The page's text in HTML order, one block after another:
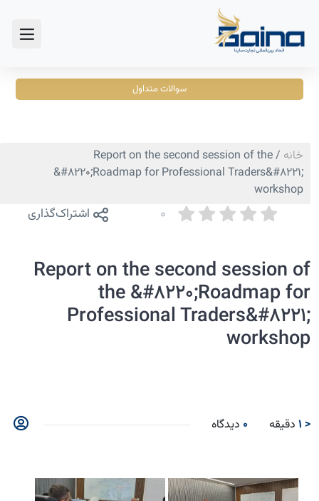
سوالات متداول
خانه /
Report on the second session of the
&#۸۲۲۰;Roadmap for Professional Traders&#۸۲۲۱;
workshop
0 اشتراک‌گذاری
Report on the second session of
the &#۸۲۲۰;Roadmap for
Professional Traders&#۸۲۲۱;
workshop
< 1 دقیقه 0 دیدگاه